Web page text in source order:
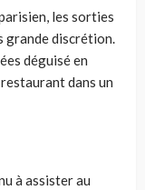
les sorties
grande discrétion.
déguisé en
dans un
à assister au